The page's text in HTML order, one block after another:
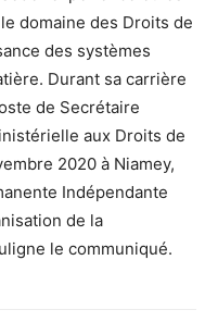
domaine des Droits de
des systèmes
Durant sa carrière
de Secrétaire
aux Droits de
2020 à Niamey,
Indépendante
de la
le communiqué.